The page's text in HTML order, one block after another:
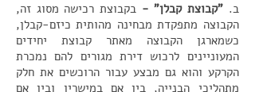
ב. "קבוצת קבלן" - בקבוצת רכישה מסוג זה,
הקבוצה מתפקדת מבחינה מהותית כיזם-קבלן,
כשמארגן הקבוצה מאתר קבוצת יחידים
המעוניינים לרכוש דירת מגורים להם נמכרת
הקרקע והוא גם מבצע עבור הרוכשים את חלק
מתהליכי הבנייה, בין אם במישרין ובין אם